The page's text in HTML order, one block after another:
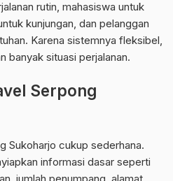
rutin, mahasiswa untuk
kunjungan, dan pelanggan
Karena sistemnya fleksibel,
banyak situasi perjalanan.
Serpong
Sukoharjo cukup sederhana.
informasi dasar seperti